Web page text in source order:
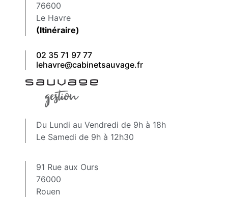
76600
Le Havre
(Itinéraire)
02 35 71 97 77
lehavre@cabinetsauvage.fr
Du Lundi au Vendredi de 9h à 18h
Le Samedi de 9h à 12h30
91 Rue aux Ours
76000
Rouen